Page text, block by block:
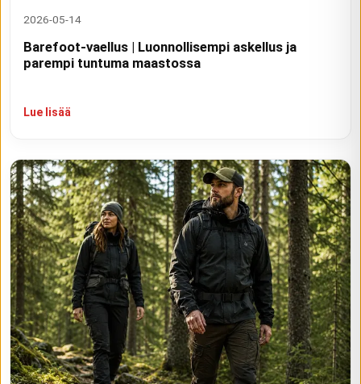
2026-05-14
Barefoot-vaellus | Luonnollisempi askellus ja
parempi tuntuma maastossa
Lue lisää